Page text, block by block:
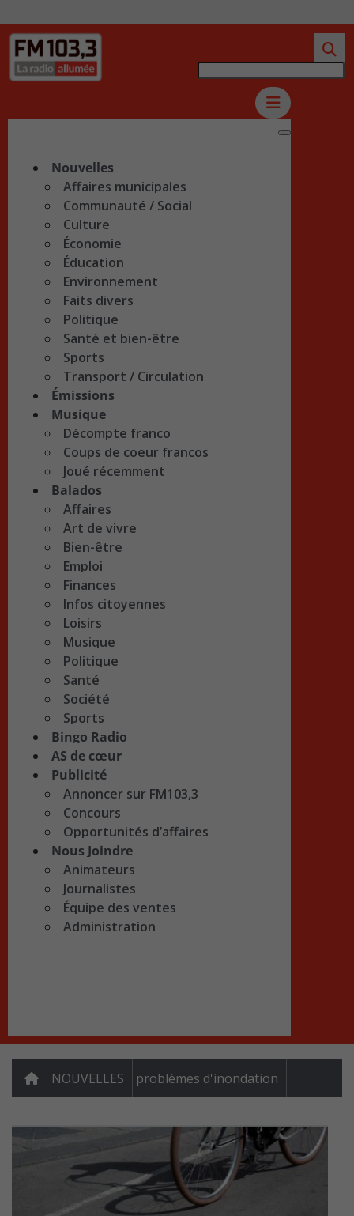
Nouvelles
Affaires municipales
Communauté / Social
Culture
Économie
Éducation
Environnement
Faits divers
Politique
Santé et bien-être
Sports
Transport / Circulation
Émissions
Musique
Décompte franco
Coups de coeur francos
Joué récemment
Balados
Affaires
Art de vivre
Bien-être
Emploi
Finances
Infos citoyennes
Loisirs
Musique
Politique
Santé
Société
Sports
Bingo Radio
AS de cœur
Publicité
Annoncer sur FM103,3
Concours
Opportunités d’affaires
Nous Joindre
Animateurs
Journalistes
Équipe des ventes
Administration
NOUVELLES problèmes d'inondation